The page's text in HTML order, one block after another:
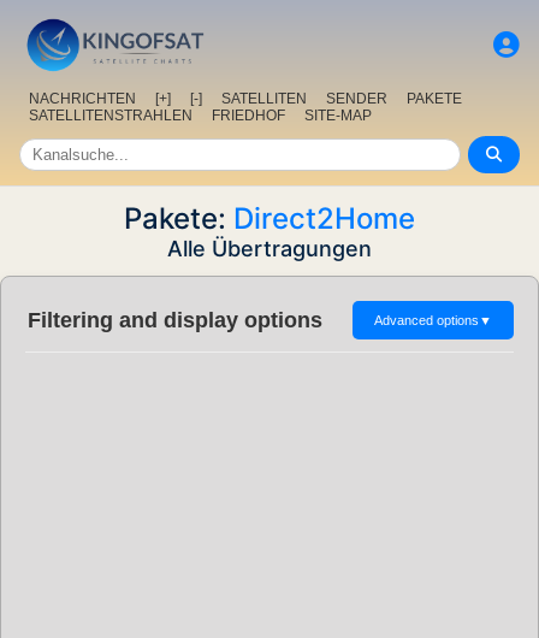
NACHRICHTEN [+] [-] SATELLITEN SENDER
PAKETE
SATELLITENSTRAHLEN
FRIEDHOF SITE-MAP
Pakete: Direct2Home
Alle Übertragungen
Filtering and display options Advanced options ▼